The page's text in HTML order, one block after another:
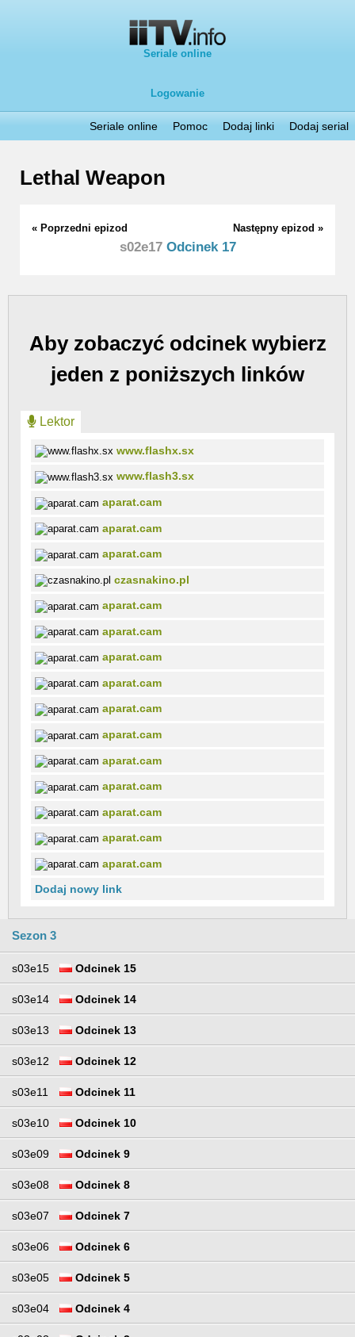
Seriale online
Logowanie
Seriale online Pomoc Dodaj linki Dodaj serial
Lethal Weapon
« Poprzedni epizod Następny epizod »
s02e17Odcinek 17
Aby zobaczyć odcinek wybierz
jeden z poniższych linków
Lektor
www.flashx.sx
www.flash3.sx
aparat.cam
aparat.cam
aparat.cam
czasnakino.pl
aparat.cam
aparat.cam
aparat.cam
aparat.cam
aparat.cam
aparat.cam
aparat.cam
aparat.cam
aparat.cam
aparat.cam
aparat.cam
Dodaj nowy link
Sezon 3
s03e15 Odcinek 15
s03e14 Odcinek 14
s03e13 Odcinek 13
s03e12 Odcinek 12
s03e11 Odcinek 11
s03e10 Odcinek 10
s03e09 Odcinek 9
s03e08 Odcinek 8
s03e07 Odcinek 7
s03e06 Odcinek 6
s03e05 Odcinek 5
s03e04 Odcinek 4